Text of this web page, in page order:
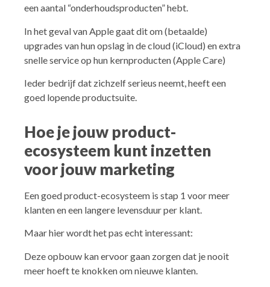
een aantal “onderhoudsproducten” hebt.
In het geval van Apple gaat dit om (betaalde)
upgrades van hun opslag in de cloud (iCloud) en extra
snelle service op hun kernproducten (Apple Care)
Ieder bedrijf dat zichzelf serieus neemt, heeft een
goed lopende productsuite.
Hoe je jouw product-
ecosysteem kunt inzetten
voor jouw marketing
Een goed product-ecosysteem is stap 1 voor meer
klanten en een langere levensduur per klant.
Maar hier wordt het pas echt interessant:
Deze opbouw kan ervoor gaan zorgen dat je nooit
meer hoeft te knokken om nieuwe klanten.